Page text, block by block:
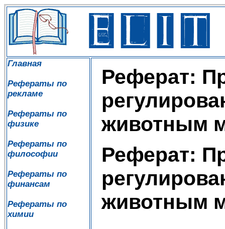
Главная
Рефераты по
рекламе
Рефераты по
физике
Рефераты по
философии
Рефераты по
финансам
Рефераты по
химии
Реферат:
животным
Реферат:
животным